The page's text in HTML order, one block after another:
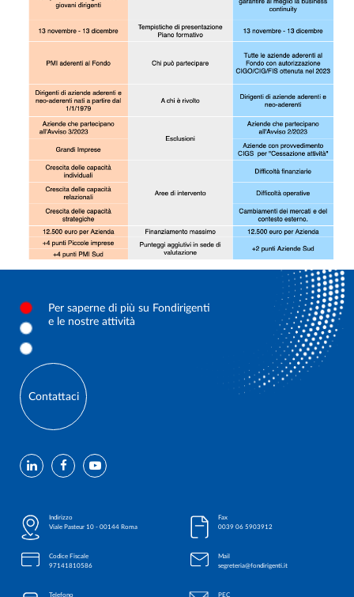
Per saperne di più su Fondirigenti
e le nostre attività
Contattaci
Indirizzo
Viale Pasteur 10 - 00144 Roma
Codice Fiscale
97141810586
Telefono
Fax
0039 06 5903912
Mail
segreteria@fondirigenti.it
PEC